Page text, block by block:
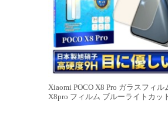
Xiaomi POCO X8 Pro ガラスフィル
X8pro フィルム ブルーライトカッ